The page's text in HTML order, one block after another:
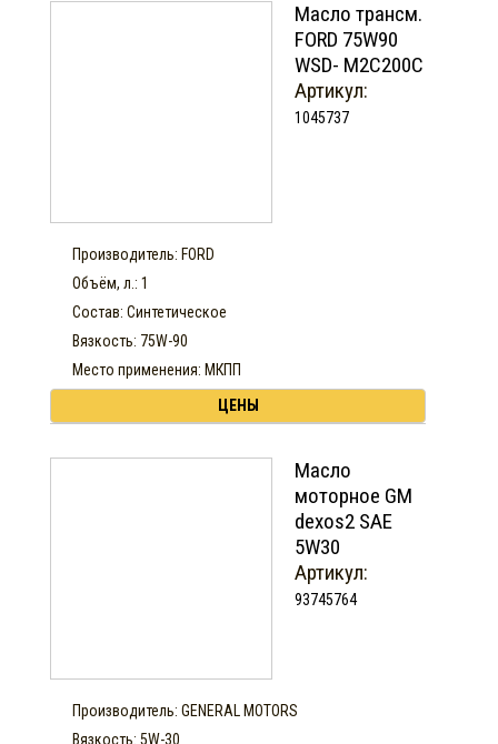
Масло трансм.
FORD 75W90
WSD- M2C200C
Артикул:
1045737
Производитель: FORD
Объём, л.: 1
Состав: Синтетическое
Вязкость: 75W-90
Место применения: МКПП
ЦЕНЫ
Масло
моторное GM
dexos2 SAE
5W30
Артикул:
93745764
Производитель: GENERAL MOTORS
Вязкость: 5W-30